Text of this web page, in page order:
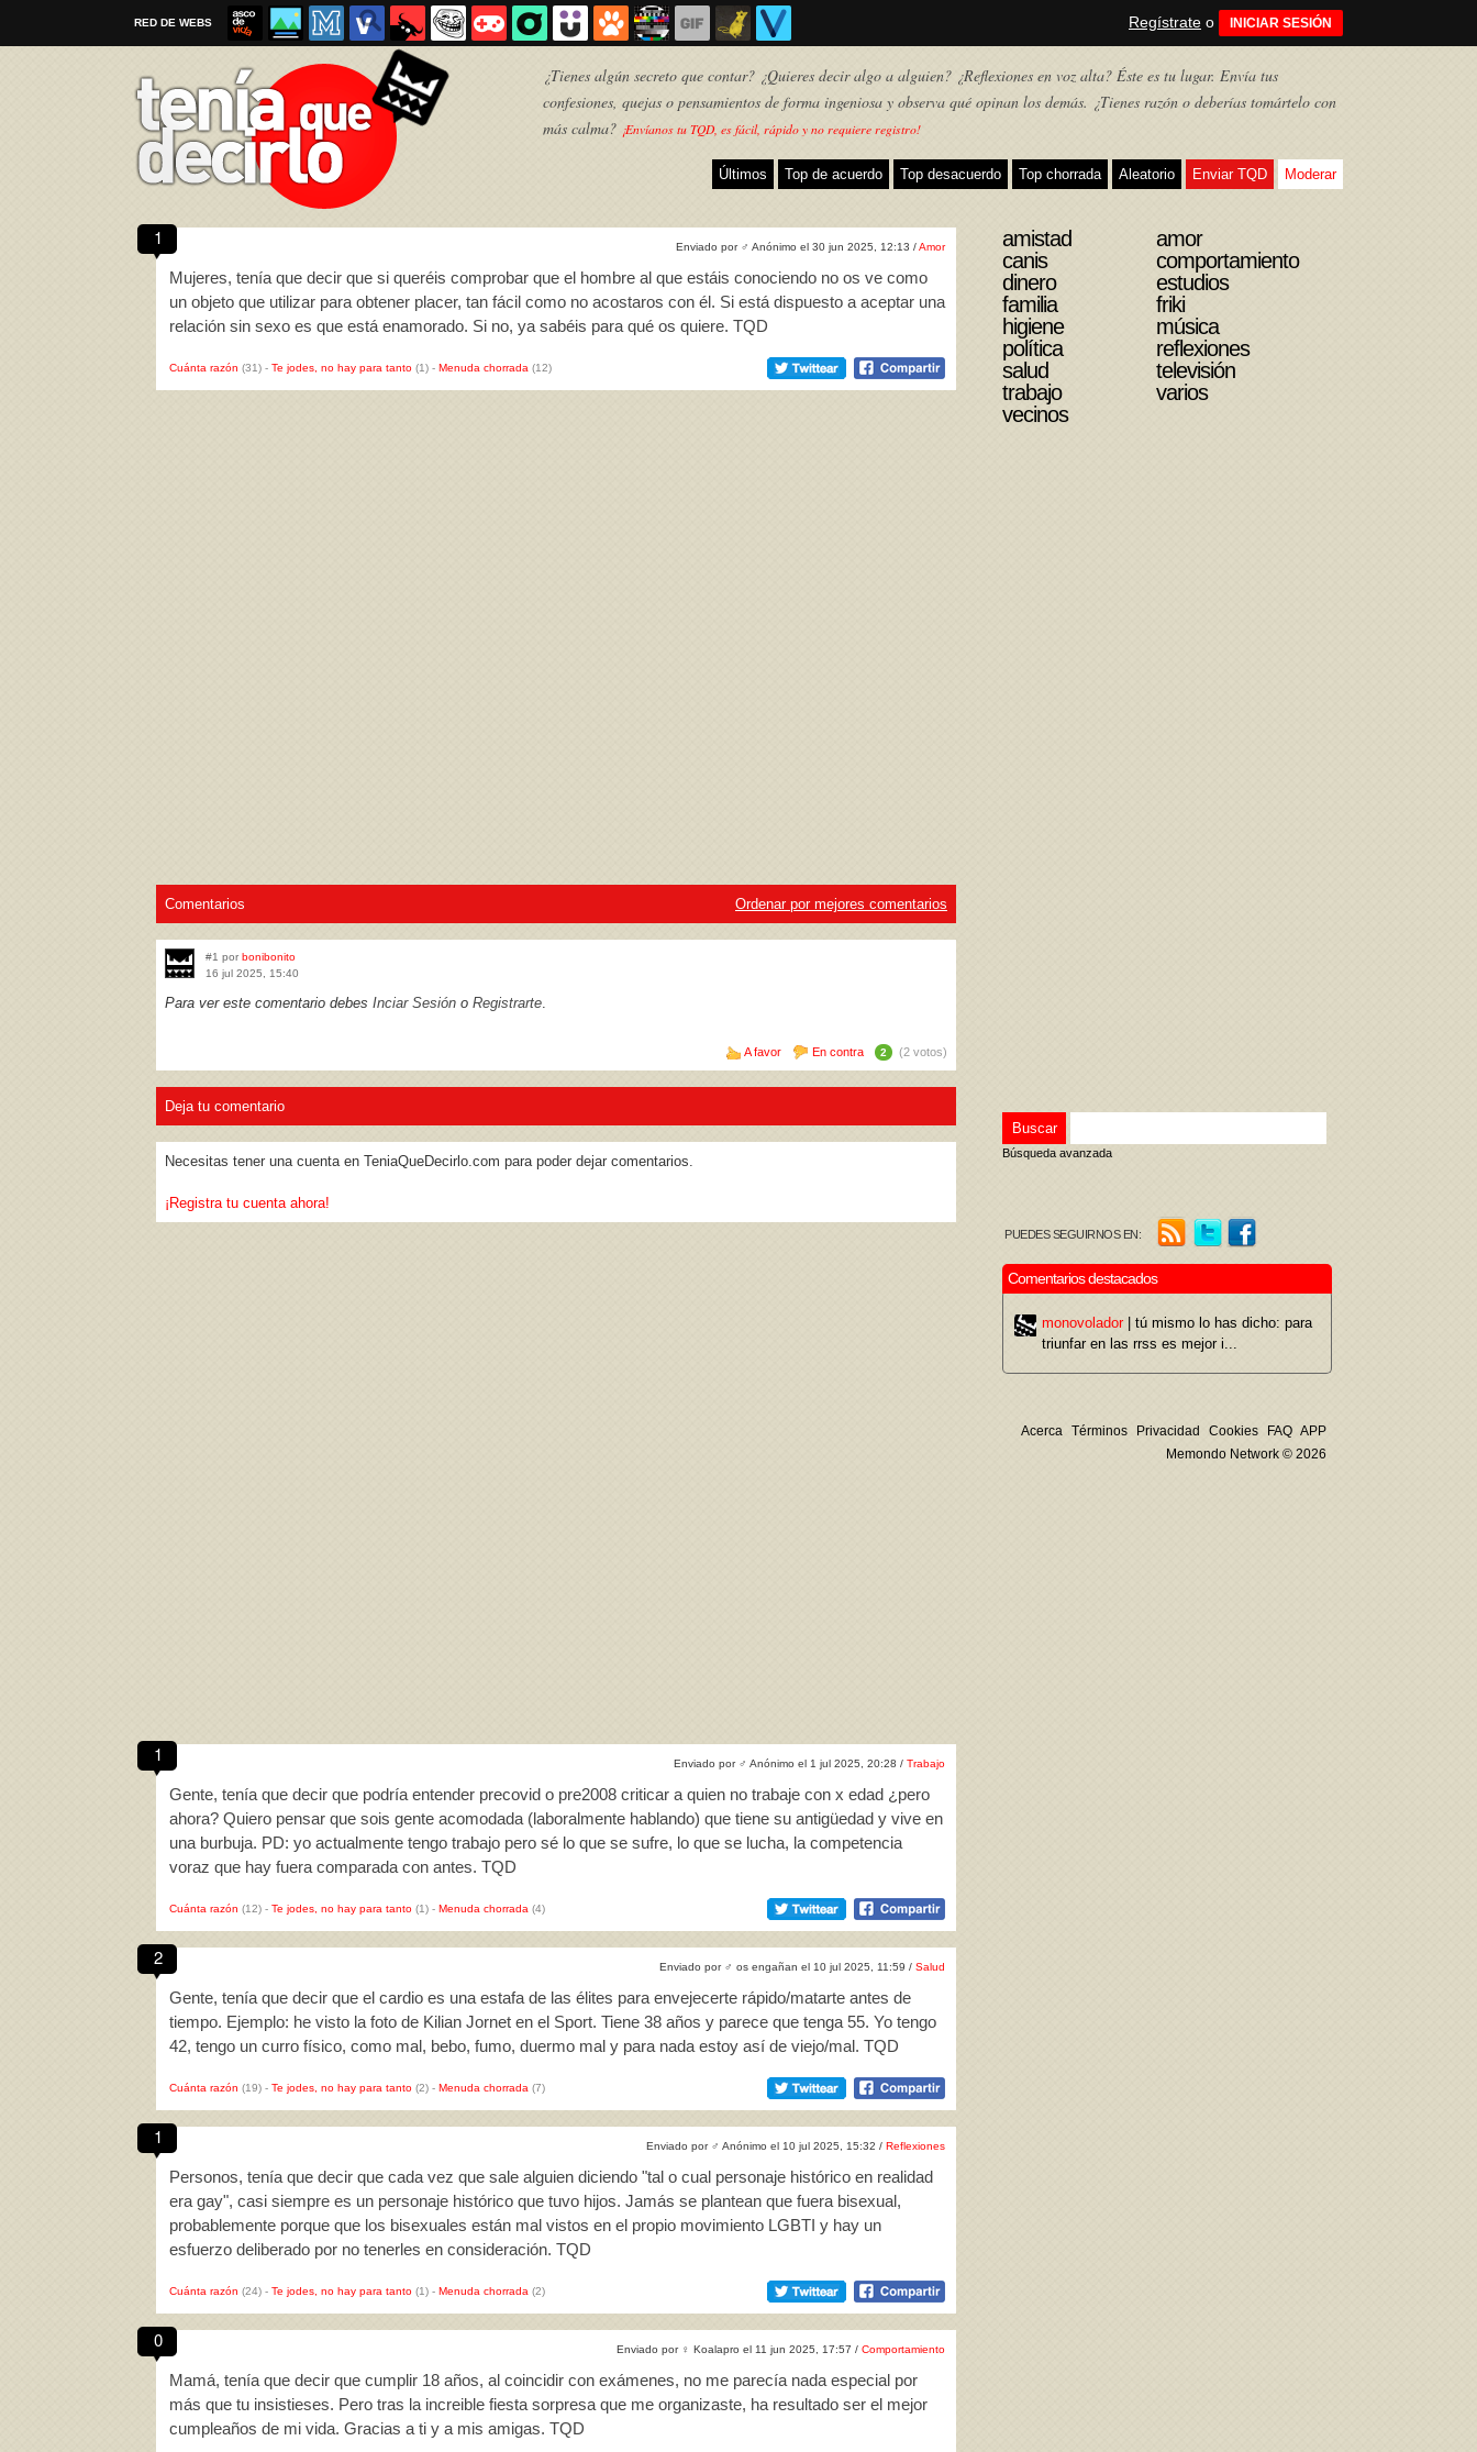
RED DE WEBS Regístrate o INICIAR SESIÓN
¿Tienes algún secreto que contar? ¿Quieres decir algo a alguien? ¿Reflexiones en voz alta? Éste es tu lugar. Envía tus
confesiones, quejas o pensamientos de forma ingeniosa y observa qué opinan los demás. ¿Tienes razón o deberías tomártelo con
más calma? ¡Envíanos tu TQD, es fácil, rápido y no requiere registro!
Últimos Top de acuerdo Top desacuerdo Top chorrada Aleatorio Enviar TQD Moderar
TQD
1 Enviado por ♂ Anónimo el 30 jun 2025, 12:13 /Amor
Mujeres, tenía que decir que si queréis comprobar que el hombre al que estáis conociendo no os ve como
un objeto que utilizar para obtener placer, tan fácil como no acostaros con él. Si está dispuesto a aceptar una
relación sin sexo es que está enamorado. Si no, ya sabéis para qué os quiere. TQD
Cuánta razón (31) - Te jodes, no hay para tanto (1) - Menuda chorrada (12)
Comentarios Ordenar por mejores comentarios
#1 por bonibonito
16 jul 2025, 15:40
Para ver este comentario debes Inciar Sesión o Registrarte.
A favor En contra 2 (2 votos)
Deja tu comentario
Necesitas tener una cuenta en TeniaQueDecirlo.com para poder dejar comentarios.
¡Registra tu cuenta ahora!
1 Enviado por ♂ Anónimo el 1 jul 2025, 20:28 / Trabajo
Gente, tenía que decir que podría entender precovid o pre2008 criticar a quien no trabaje con x edad ¿pero
ahora? Quiero pensar que sois gente acomodada (laboralmente hablando) que tiene su antigüedad y vive en
una burbuja. PD: yo actualmente tengo trabajo pero sé lo que se sufre, lo que se lucha, la competencia
voraz que hay fuera comparada con antes. TQD
Cuánta razón (12) - Te jodes, no hay para tanto (1) - Menuda chorrada (4)
2 Enviado por ♂ os engañan el 10 jul 2025, 11:59 / Salud
Gente, tenía que decir que el cardio es una estafa de las élites para envejecerte rápido/matarte antes de
tiempo. Ejemplo: he visto la foto de Kilian Jornet en el Sport. Tiene 38 años y parece que tenga 55. Yo tengo
42, tengo un curro físico, como mal, bebo, fumo, duermo mal y para nada estoy así de viejo/mal. TQD
Cuánta razón (19) - Te jodes, no hay para tanto (2) - Menuda chorrada (7)
1 Enviado por ♂ Anónimo el 10 jul 2025, 15:32 / Reflexiones
Personos, tenía que decir que cada vez que sale alguien diciendo "tal o cual personaje histórico en realidad
era gay", casi siempre es un personaje histórico que tuvo hijos. Jamás se plantean que fuera bisexual,
probablemente porque que los bisexuales están mal vistos en el propio movimiento LGBTI y hay un
esfuerzo deliberado por no tenerles en consideración. TQD
Cuánta razón (24) - Te jodes, no hay para tanto (1) - Menuda chorrada (2)
0 Enviado por ♀ Koalapro el 11 jun 2025, 17:57 / Comportamiento
Mamá, tenía que decir que cumplir 18 años, al coincidir con exámenes, no me parecía nada especial por
más que tu insistieses. Pero tras la increible fiesta sorpresa que me organizaste, ha resultado ser el mejor
cumpleaños de mi vida. Gracias a ti y a mis amigas. TQD
amistad
amor
canis
comportamiento
dinero
estudios
familia
friki
higiene
música
política
reflexiones
salud
televisión
trabajo
varios
vecinos
Búsqueda avanzada
PUEDES SEGUIRNOS EN:
Comentarios destacados
monovolador| tú mismo lo has dicho: para
triunfar en las rrss es mejor i...
Acerca Términos Privacidad Cookies FAQ APP
Memondo Network © 2026